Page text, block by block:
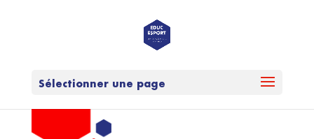
Sélectionner une page